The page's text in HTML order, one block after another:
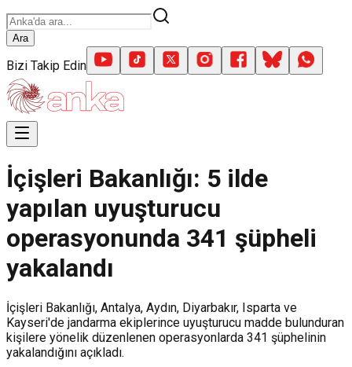
Ara
Bizi Takip Edin
İçişleri Bakanlığı: 5 ilde
yapılan uyuşturucu
operasyonunda 341 şüpheli
yakalandı
İçişleri Bakanlığı, Antalya, Aydın, Diyarbakır, Isparta ve
Kayseri'de jandarma ekiplerince uyuşturucu madde bulunduran
kişilere yönelik düzenlenen operasyonlarda 341 şüphelinin
yakalandığını açıkladı.